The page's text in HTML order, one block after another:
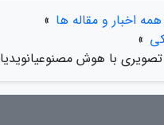
همه اخبار و مقاله ها »
»
تصویری با هوش مصنوعیانویدیا